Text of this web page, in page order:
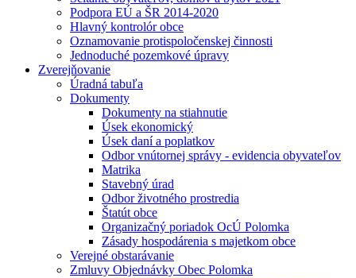
Podpora EÚ a ŠR 2014-2020
Hlavný kontrolór obce
Oznamovanie protispoločenskej činnosti
Jednoduché pozemkové úpravy
Zverejňovanie
Úradná tabuľa
Dokumenty
Dokumenty na stiahnutie
Úsek ekonomický
Úsek daní a poplatkov
Odbor vnútornej správy - evidencia obyvateľov
Matrika
Stavebný úrad
Odbor životného prostredia
Štatút obce
Organizačný poriadok OcÚ Polomka
Zásady hospodárenia s majetkom obce
Verejné obstarávanie
Zmluvy Objednávky Obec Polomka